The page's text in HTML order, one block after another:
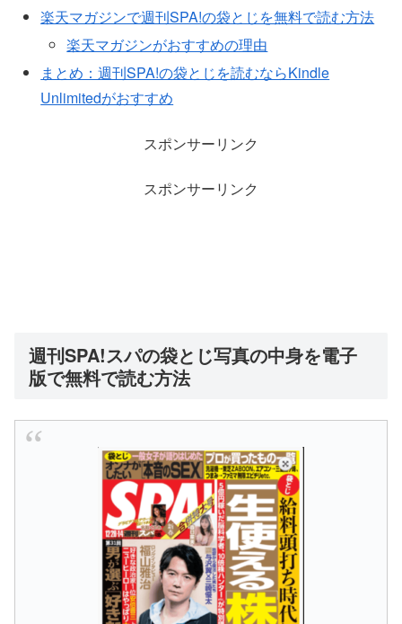
楽天マガジンで週刊SPA!の袋とじを無料で読む方法
楽天マガジンがおすすめの理由
まとめ：週刊SPA!の袋とじを読むならKindle
Unlimitedがおすすめ
スポンサーリンク
スポンサーリンク
週刊SPA!スパの袋とじ写真の中身を電子
版で無料で読む方法